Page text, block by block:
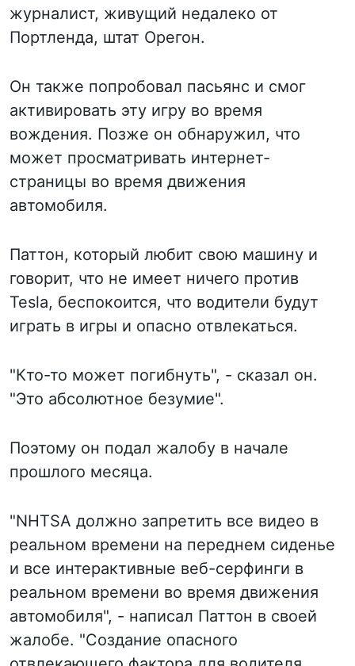
журналист, живущий недалеко от
Портленда, штат Орегон.
Он также попробовал пасьянс и смог
активировать эту игру во время
вождения. Позже он обнаружил, что
может просматривать интернет-
страницы во время движения
автомобиля.
Паттон, который любит свою машину и
говорит, что не имеет ничего против
Tesla, беспокоится, что водители будут
играть в игры и опасно отвлекаться.
"Кто-то может погибнуть", - сказал он.
"Это абсолютное безумие".
Поэтому он подал жалобу в начале
прошлого месяца.
"NHTSA должно запретить все видео в
реальном времени на переднем сиденье
и все интерактивные веб-серфинги в
реальном времени во время движения
автомобиля", - написал Паттон в своей
жалобе. "Создание опасного